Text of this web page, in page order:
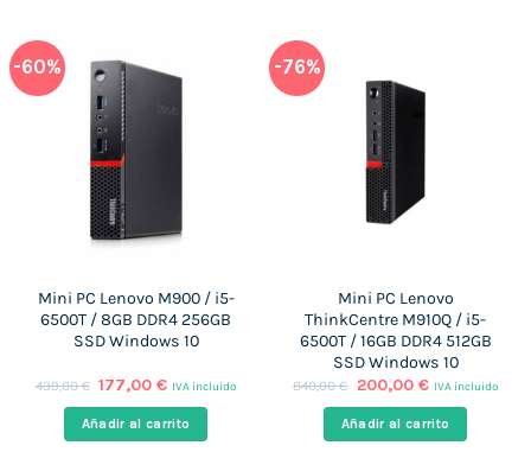
-60%
Mini PC Lenovo M900 / i5-
6500T / 8GB DDR4 256GB
SSD Windows 10
439,00€ El
original
era:
177,00€El
actual
es:
IVA incluido
Añadir al carrito
-76%
Mini PC Lenovo
ThinkCentre M910Q / i5-
6500T / 16GB DDR4 512GB
SSD Windows 10
840,00€
El
original
era:
200,00 €El
actual
es:
IVA incluido
Añadir al carrito